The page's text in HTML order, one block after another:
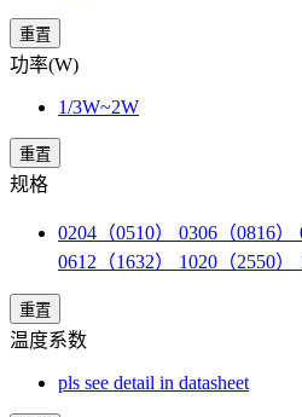
重置
功率(W)
1/3W~2W
重置
规格
0204（0510） 0306（0816）
0612（1632） 1020（2550）
重置
温度系数
pls see detail in datasheet